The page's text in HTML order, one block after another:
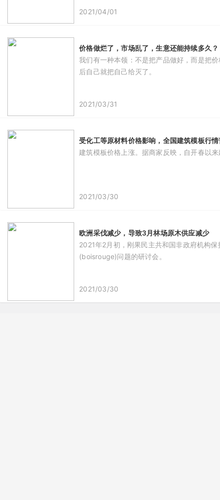
2021/04/01
价格做烂了，市场乱了，生意还能持续多久？
我们有一种本领：不是把产品做好，而是把
后自己就把自己给灭了。
2021/03/31
受化工等原材料价格影响，全国建筑模板行
建筑模板价格上涨。据商家反映，自开春以
2021/03/30
欧洲采伐减少，导致3月林场原木供应减少
2021年2月初，刚果民主共和国非政府机构
(boisrouge)问题的研讨会。
2021/03/30